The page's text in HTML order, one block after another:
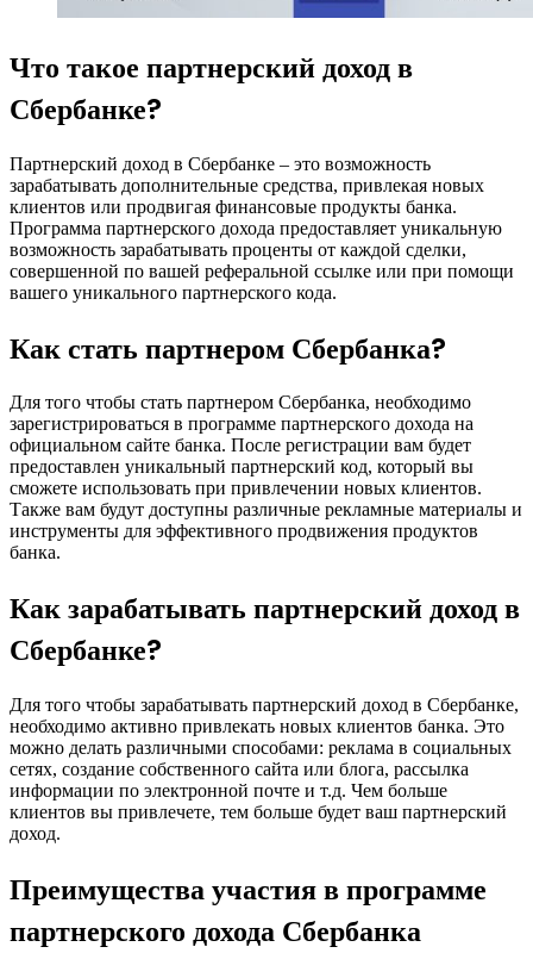
Что такое партнерский доход в
Сбербанке?
Партнерский доход в Сбербанке – это возможность
зарабатывать дополнительные средства, привлекая новых
клиентов или продвигая финансовые продукты банка.
Программа партнерского дохода предоставляет уникальную
возможность зарабатывать проценты от каждой сделки,
совершенной по вашей реферальной ссылке или при помощи
вашего уникального партнерского кода.
Как стать партнером Сбербанка?
Для того чтобы стать партнером Сбербанка, необходимо
зарегистрироваться в программе партнерского дохода на
официальном сайте банка. После регистрации вам будет
предоставлен уникальный партнерский код, который вы
сможете использовать при привлечении новых клиентов.
Также вам будут доступны различные рекламные материалы и
инструменты для эффективного продвижения продуктов
банка.
Как зарабатывать партнерский доход в
Сбербанке?
Для того чтобы зарабатывать партнерский доход в Сбербанке,
необходимо активно привлекать новых клиентов банка. Это
можно делать различными способами: реклама в социальных
сетях, создание собственного сайта или блога, рассылка
информации по электронной почте и т.д. Чем больше
клиентов вы привлечете, тем больше будет ваш партнерский
доход.
Преимущества участия в программе
партнерского дохода Сбербанка